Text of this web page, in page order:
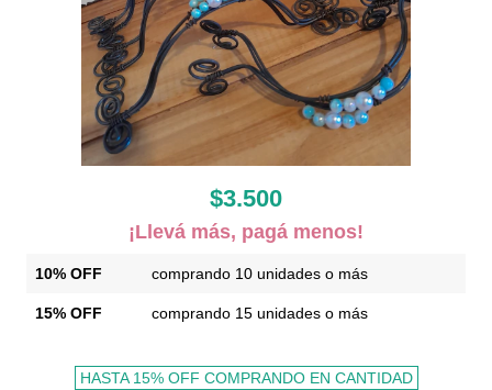
$3.500
¡Llevá más, pagá menos!
10% OFF comprando 10 unidades o más
15% OFF comprando 15 unidades o más
HASTA 15% OFF COMPRANDO EN CANTIDAD